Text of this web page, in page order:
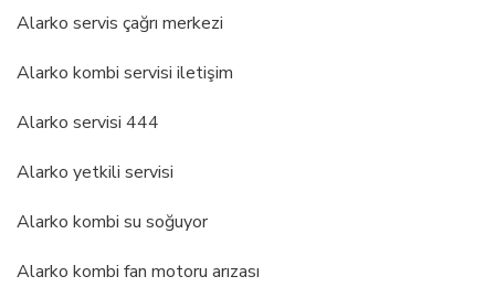
Alarko servis çağrı merkezi
Alarko kombi servisi iletişim
Alarko servisi 444
Alarko yetkili servisi
Alarko kombi su soğuyor
Alarko kombi fan motoru arızası